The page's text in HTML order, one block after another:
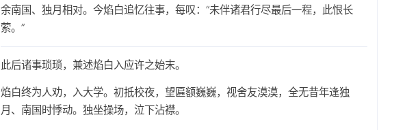
余南国、独月相对。今焰白追忆往事，每叹：“未伴诸君行尽最后一程，此恨长
萦。”
此后诸事琐琐，兼述焰白入应许之始末。
焰白终为人劝，入大学。初抵校夜，望匾额巍巍，视舍友漠漠，全无昔年逢独
月、南国时悸动。独坐操场，泣下沾襟。